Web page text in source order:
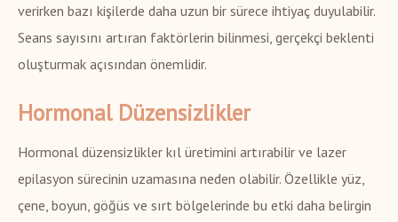
verirken bazı kişilerde daha uzun bir sürece ihtiyaç duyulabilir.
Seans sayısını artıran faktörlerin bilinmesi, gerçekçi beklenti
oluşturmak açısından önemlidir.
Hormonal Düzensizlikler
Hormonal düzensizlikler kıl üretimini artırabilir ve lazer
epilasyon sürecinin uzamasına neden olabilir. Özellikle yüz,
çene, boyun, göğüs ve sırt bölgelerinde bu etki daha belirgin